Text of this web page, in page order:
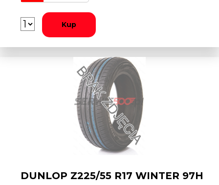
Kup
DUNLOP Z225/55 R17 WINTER 97H